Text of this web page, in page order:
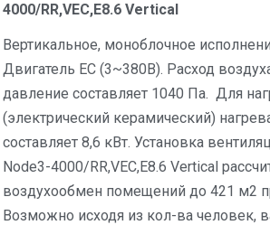
4000/RR,VEC,E8.6 Vertical
Вертикальное, моноблочное
Двигатель EC (3~380В). Расход
давление составляет 1040 Па. Для
(электрический керамический)
составляет 8,6 кВт. Установка
Node3-4000/RR,VEC,E8.6 Vertical
воздухообмен помещений до 421 м2
Возможно исходя из кол-ва человек,